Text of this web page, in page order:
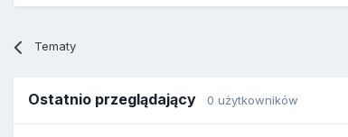
Tematy
Ostatnio przeglądający 0 użytkowników